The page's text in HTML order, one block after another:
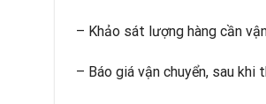
– Khảo sát lượng hàng cần
– Báo giá vận chuyển, sau khi